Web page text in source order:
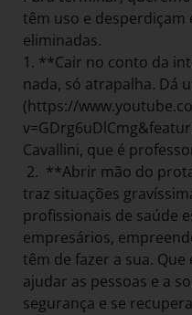
têm uso e desperdiçam
eliminadas.
1. **Cair no conto da
nada, só atrapalha. Dá
(https://
Cavallini, que é
2. **Abrir mão do
traz situações
profissionais de saúde
empresários,
têm de fazer a sua.
ajudar as pessoas e a
segurança e se